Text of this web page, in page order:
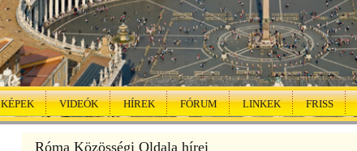
KÉPEK VIDEÓK HÍREK FÓRUM LINKEK FRISS
Róma Közösségi Oldala hírei